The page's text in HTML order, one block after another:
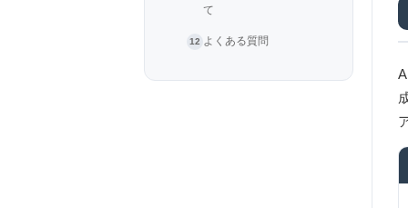
て
よくある質問